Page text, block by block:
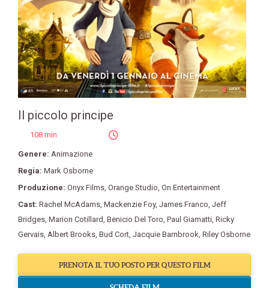
Il piccolo principe
108 min
Genere: Animazione
Regia: Mark Osborne
Produzione: Onyx Films Orange Studio On Entertainment
Cast: Rachel McAdams Mackenzie Foy, James Franco Jeff
Bridges Marion Cotillard Benicio Del Toro Paul Giamatti Ricky
Gervais Albert Brooks Bud Cort Jacquie Barnbrook Riley Osborne
PRENOTA IL TUO POSTO PER QUESTO FILM